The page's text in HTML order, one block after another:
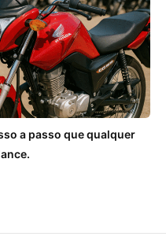
a passo que qualquer